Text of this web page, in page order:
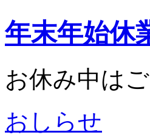
年末年始休
お休み中は
おしらせ